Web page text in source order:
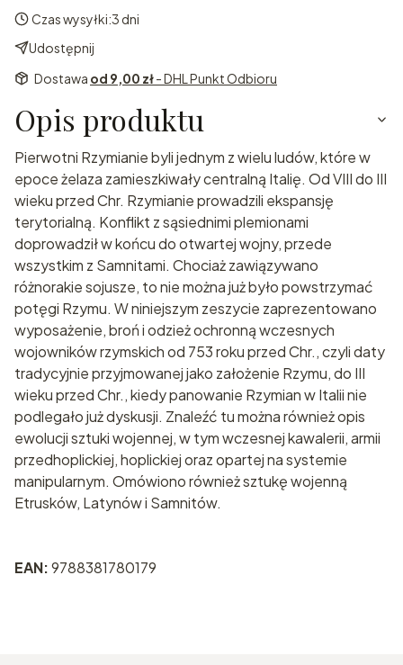
Czas wysyłki:3 dni
Udostępnij
Dostawa od 9,00 zł- DHL Punkt Odbioru
Opis produktu
Pierwotni Rzymianie byli jednym z wielu ludów, które w
epoce żelaza zamieszkiwały centralną Italię. Od VIII do III
wieku przed Chr. Rzymianie prowadzili ekspansję
terytorialną. Konflikt z sąsiednimi plemionami
doprowadził w końcu do otwartej wojny, przede
wszystkim z Samnitami. Chociaż zawiązywano
różnorakie sojusze, to nie można już było powstrzymać
potęgi Rzymu. W niniejszym zeszycie zaprezentowano
wyposażenie, broń i odzież ochronną wczesnych
wojowników rzymskich od 753 roku przed Chr., czyli daty
tradycyjnie przyjmowanej jako założenie Rzymu, do III
wieku przed Chr., kiedy panowanie Rzymian w Italii nie
podlegało już dyskusji. Znaleźć tu można również opis
ewolucji sztuki wojennej, w tym wczesnej kawalerii, armii
przedhoplickiej, hoplickiej oraz opartej na systemie
manipularnym. Omówiono również sztukę wojenną
Etrusków, Latynów i Samnitów.
EAN:9788381780179